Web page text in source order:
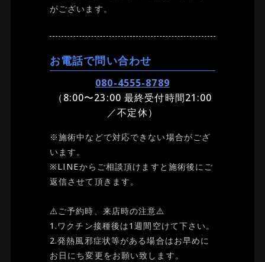
がございます。
お電話で問い合わせ
080-4555-8789
（8:00〜23:00 最終受付時間21:00
／不定休）
※施術中などで対応できない場合がござ
います。
※LINEからご相談頂けますと施術後にご
返信させて頂きます。
⚠️ご予約時、来店時の注意⚠️
1.ワクチン接種後は1週間空けて下さい。
2.発熱風邪症状等がある場合はお早めに
お日にち変更をお願い致します。